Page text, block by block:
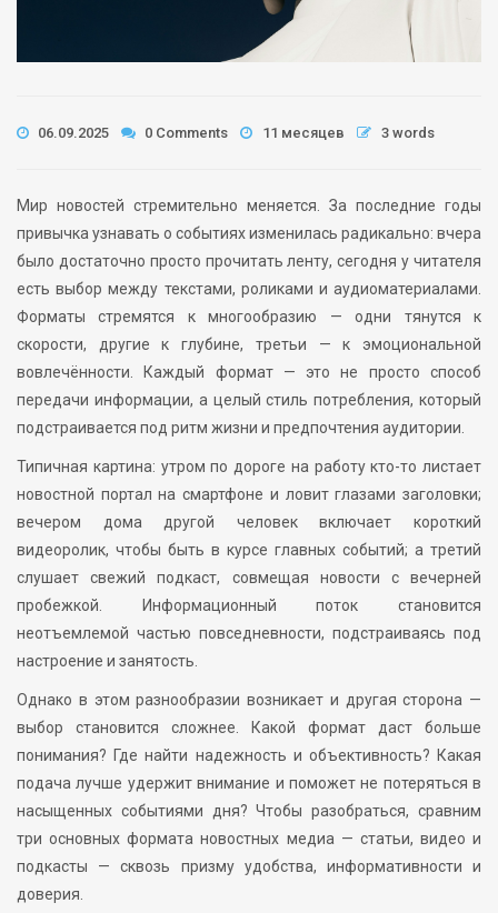
06.09.2025 0 Comments 11 месяцев 3 words
Мир новостей стремительно меняется. За последние годы
привычка узнавать о событиях изменилась радикально: вчера
было достаточно просто прочитать ленту, сегодня у читателя
есть выбор между текстами, роликами и аудиоматериалами.
Форматы стремятся к многообразию — одни тянутся к
скорости, другие к глубине, третьи — к эмоциональной
вовлечённости. Каждый формат — это не просто способ
передачи информации, а целый стиль потребления, который
подстраивается под ритм жизни и предпочтения аудитории.
Типичная картина: утром по дороге на работу кто-то листает
новостной портал на смартфоне и ловит глазами заголовки;
вечером дома другой человек включает короткий
видеоролик, чтобы быть в курсе главных событий; а третий
слушает свежий подкаст, совмещая новости с вечерней
пробежкой. Информационный поток становится
неотъемлемой частью повседневности, подстраиваясь под
настроение и занятость.
Однако в этом разнообразии возникает и другая сторона —
выбор становится сложнее. Какой формат даст больше
понимания? Где найти надежность и объективность? Какая
подача лучше удержит внимание и поможет не потеряться в
насыщенных событиями дня? Чтобы разобраться, сравним
три основных формата новостных медиа — статьи, видео и
подкасты — сквозь призму удобства, информативности и
доверия.